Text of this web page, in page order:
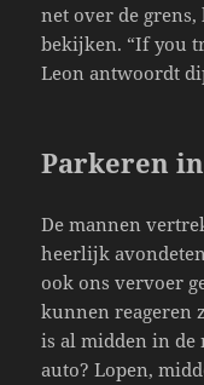
net over de
bekijken. “If you
Leon antwoordt
Parkeren
De mannen
heerlijk
ook ons vervoer
kunnen reageren
is al midden in de
auto? Lopen,